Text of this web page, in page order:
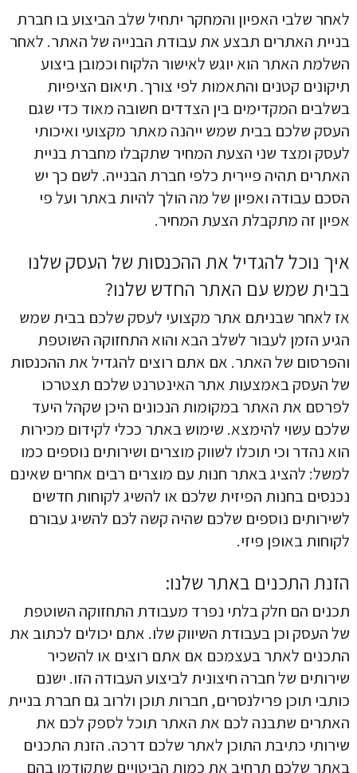
לאחר שלבי האפיון והמחקר יתחיל שלב הביצוע בו חברת
בניית האתרים תבצע את עבודת הבנייה של האתר. לאחר
השלמת האתר הוא יוגש לאישור הלקוח וכמובן ביצוע
תיקונים קטנים והתאמות לפי צורך. תיאום הציפיות
בשלבים המקדימים בין הצדדים חשובה מאוד כדי שגם
העסק שלכם בבית שמש ייהנה מאתר מקצועי ואיכותי
לעסק ומצד שני הצעת המחיר שתקבלו מחברת בניית
האתרים תהיה פיירית כלפי חברת הבנייה. לשם כך יש
הסכם עבודה ואפיון של מה הולך להיות באתר ועל פי
אפיון זה מתקבלת הצעת המחיר.
איך נוכל להגדיל את ההכנסות של העסק שלנו
בבית שמש עם האתר החדש שלנו?
אז לאחר שבניתם אתר מקצועי לעסק שלכם בבית שמש
הגיע הזמן לעבור לשלב הבא והוא התחזוקה השוטפת
והפרסום של האתר. אם אתם רוצים להגדיל את ההכנסות
של העסק באמצעות אתר האינטרנט שלכם תצטרכו
לפרסם את האתר במקומות הנכונים היכן שקהל היעד
שלכם עשוי להימצא. שימוש באתר ככלי לקידום מכירות
הוא נהדר וכי תוכלו לשווק מוצרים ושירותים נוספים כמו
למשל: להציג באתר חנות עם מוצרים רבים אחרים שאינם
נכנסים בחנות הפיזית שלכם או להשיג לקוחות חדשים
לשירותים נוספים שלכם שהיה קשה לכם להשיג עבורם
לקוחות באופן פיזי.
הזנת התכנים באתר שלנו:
תכנים הם חלק בלתי נפרד מעבודת התחזוקה השוטפת
של העסק וכן בעבודת השיווק שלו. אתם יכולים לכתוב את
התכנים לאתר בעצמכם אם אתם רוצים או להשכיר
שירותים של חברה חיצונית לביצוע העבודה הזו. ישנם
כותבי תוכן פרילנסרים, חברות תוכן ולרוב גם חברת בניית
האתרים שתבנה לכם את האתר תוכל לספק לכם את
שירותי כתיבת התוכן לאתר שלכם דרכה. הזנת התכנים
באתר שלכם תרחיב את כמות הביטויים שתקודמו בהם
לשמירת המידע לצורך טיפול בפנייתי (חובה)